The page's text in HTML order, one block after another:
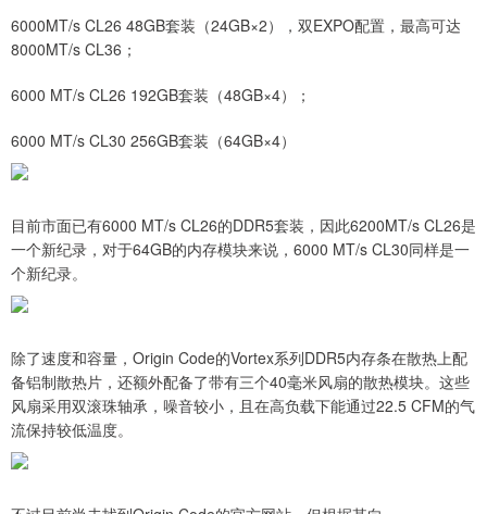
6000MT/s CL26 48GB套装（24GB×2），双EXPO配置，最高可达
8000MT/s CL36；
6000 MT/s CL26 192GB套装（48GB×4）；
6000 MT/s CL30 256GB套装（64GB×4）
目前市面已有6000 MT/s CL26的DDR5套装，因此6200MT/s CL26是
一个新纪录，对于64GB的内存模块来说，6000 MT/s CL30同样是一
个新纪录。
除了速度和容量，Origin Code的Vortex系列DDR5内存条在散热上配
备铝制散热片，还额外配备了带有三个40毫米风扇的散热模块。这些
风扇采用双滚珠轴承，噪音较小，且在高负载下能通过22.5 CFM的气
流保持较低温度。